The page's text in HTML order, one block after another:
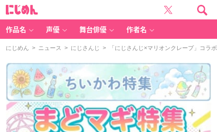
作品名 声優 舞台俳優 作者名
にじめん > ニュース > にじさんじ > 「にじさんじ×マリオンクレープ」コラ